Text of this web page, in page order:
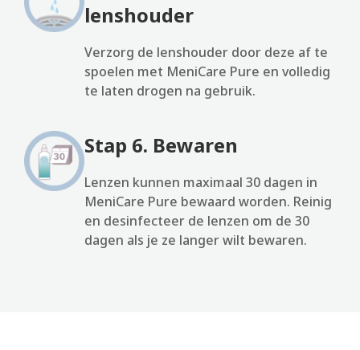
lenshouder
Verzorg de lenshouder door deze af te
spoelen met MeniCare Pure en volledig
te laten drogen na gebruik.
Stap 6. Bewaren
Lenzen kunnen maximaal 30 dagen in
MeniCare Pure bewaard worden. Reinig
en desinfecteer de lenzen om de 30
dagen als je ze langer wilt bewaren.